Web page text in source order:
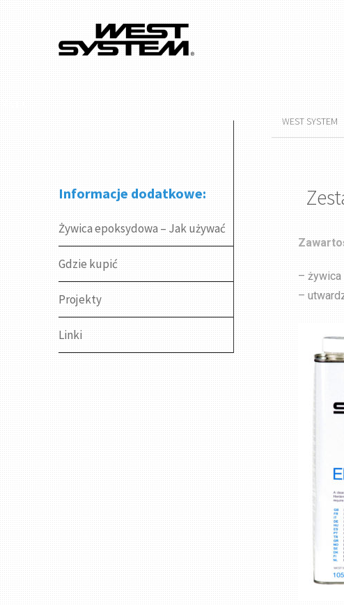
Informacje dodatkowe:
Żywica epoksydowa – Jak używać
Gdzie kupić
Projekty
Linki
WEST SYSTEM
–
–